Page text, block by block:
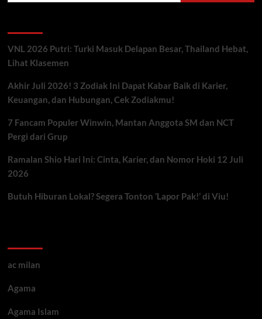
VNL 2026 Putri: Turki Masuk Delapan Besar, Thailand Hebat,
Lihat Klasemen
Akhir Juli 2026! 3 Zodiak Ini Dapat Kabar Baik di Karier,
Keuangan, dan Hubungan, Cek Zodiakmu!
7 Fancam Populer Winwin, Mantan Anggota SM dan NCT
Pergi dari Grup
Ramalan Shio Hari Ini: Cinta, Karier, dan Nomor Hoki 12 Juli
2026
Butuh Hiburan Lokal? Segera Tonton ‘Lapor Pak!’ di Viu!
ac milan
Agama
Agama Islam